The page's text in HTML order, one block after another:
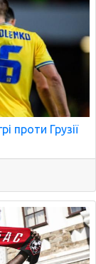
проти Грузії